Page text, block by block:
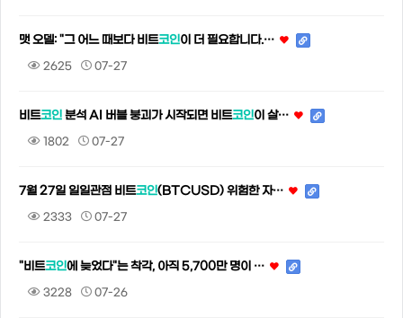
맷 오델: "그 어느 때보다 비트코인이 더 필요합니다.…
2625 07-27
비트코인 분석 AI 버블 붕괴가 시작되면 비트코인이 살…
1802 07-27
7월 27일 일일관점 비트코인(BTCUSD) 위험한 자…
2333 07-27
"비트코인에 늦었다"는 착각, 아직 5,700만 명이 …
3228 07-26